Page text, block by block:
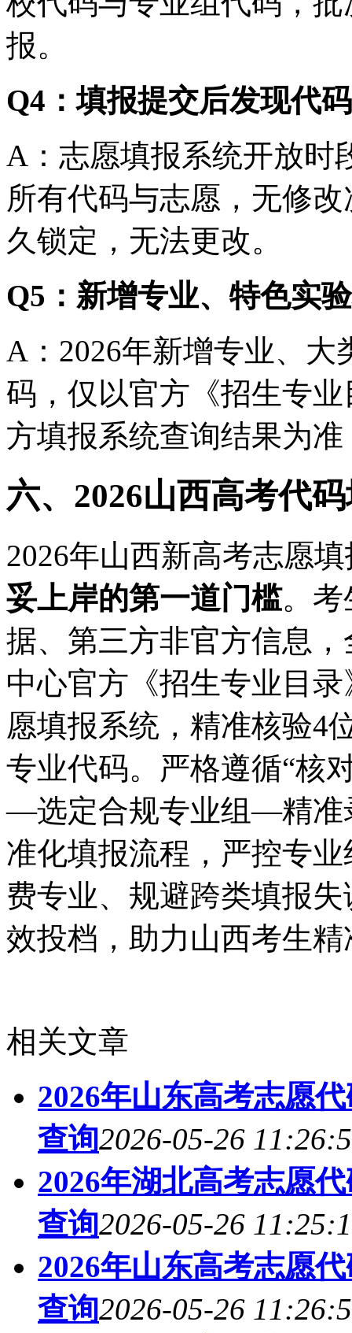
报。
Q4：填报提交后发现代
A：志愿填报系统开放时
所有代码与志愿，无修
久锁定，无法更改。
Q5：新增专业、特色实
A：2026年新增专业、
码，仅以官方《招生专
方填报系统查询结果为
六、2026山西高考代
2026年山西新高考志愿
妥上岸的第一道门槛。考
据、第三方非官方信息
中心官方《招生专业目
愿填报系统，精准核验4
专业代码。严格遵循“核
—选定合规专业组—精准
准化填报流程，严控专
费专业、规避跨类填报
效投档，助力山西考生
相关文章
2026年山东高考志愿
查询2026-05-26
2026年湖北高考志愿
查询2026-05-26
2026年山东高考志愿
查询2026-05-26